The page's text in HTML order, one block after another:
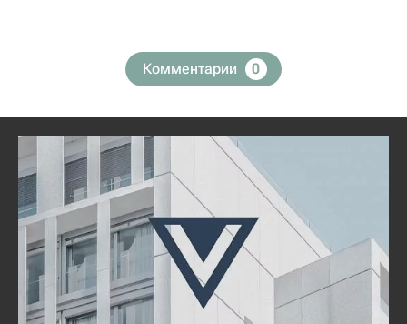
Комментарии 0